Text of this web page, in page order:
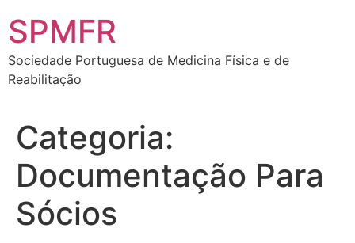
SPMFR
Sociedade Portuguesa de Medicina Física e de
Reabilitação
Categoria:
Documentação Para
Sócios